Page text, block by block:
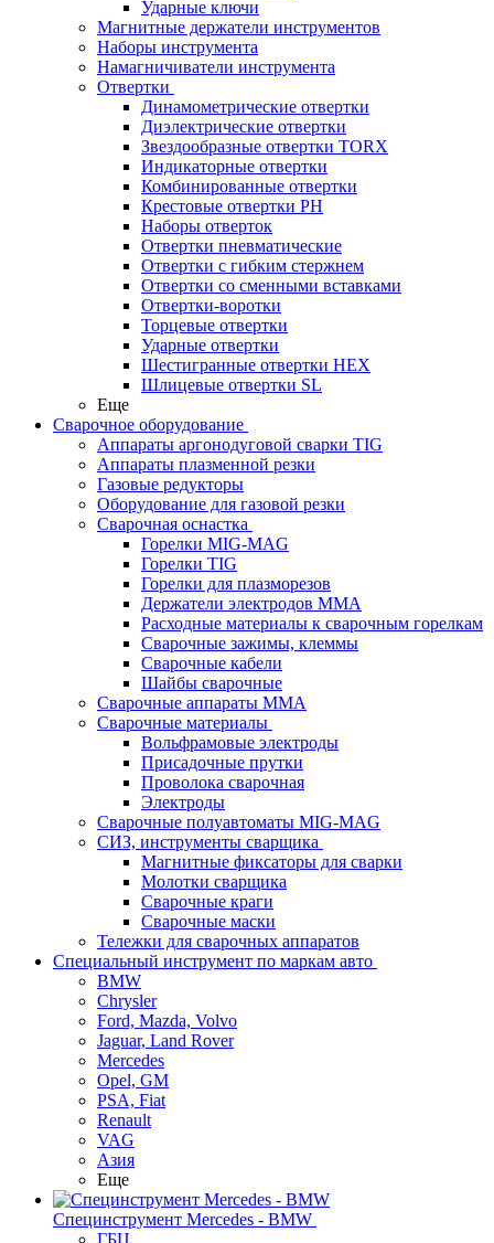
Ударные ключи
Магнитные держатели инструментов
Наборы инструмента
Намагничиватели инструмента
Отвертки
Динамометрические отвертки
Диэлектрические отвертки
Звездообразные отвертки TORX
Индикаторные отвертки
Комбинированные отвертки
Крестовые отвертки PH
Наборы отверток
Отвертки пневматические
Отвертки с гибким стержнем
Отвертки со сменными вставками
Отвертки-воротки
Торцевые отвертки
Ударные отвертки
Шестигранные отвертки HEX
Шлицевые отвертки SL
Еще
Сварочное оборудование
Аппараты аргонодуговой сварки TIG
Аппараты плазменной резки
Газовые редукторы
Оборудование для газовой резки
Сварочная оснастка
Горелки MIG-MAG
Горелки TIG
Горелки для плазморезов
Держатели электродов ММА
Расходные материалы к сварочным горелкам
Сварочные зажимы, клеммы
Сварочные кабели
Шайбы сварочные
Сварочные аппараты MMA
Сварочные материалы
Вольфрамовые электроды
Присадочные прутки
Проволока сварочная
Электроды
Сварочные полуавтоматы MIG-MAG
СИЗ, инструменты сварщика
Магнитные фиксаторы для сварки
Молотки сварщика
Сварочные краги
Сварочные маски
Тележки для сварочных аппаратов
Специальный инструмент по маркам авто
BMW
Chrysler
Ford, Mazda, Volvo
Jaguar, Land Rover
Mercedes
Opel, GM
PSA, Fiat
Renault
VAG
Азия
Еще
Специнструмент Mercedes - BMW
ГБЦ